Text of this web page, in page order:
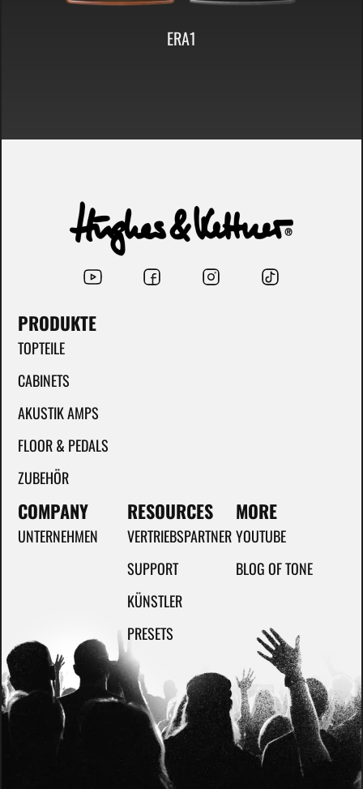
ERA1
PRODUKTE
TOPTEILE
CABINETS
AKUSTIK AMPS
FLOOR & PEDALS
ZUBEHÖR
COMPANY
UNTERNEHMEN
RESOURCES
VERTRIEBSPARTNER
SUPPORT
KÜNSTLER
PRESETS
MORE
YOUTUBE
BLOG OF TONE